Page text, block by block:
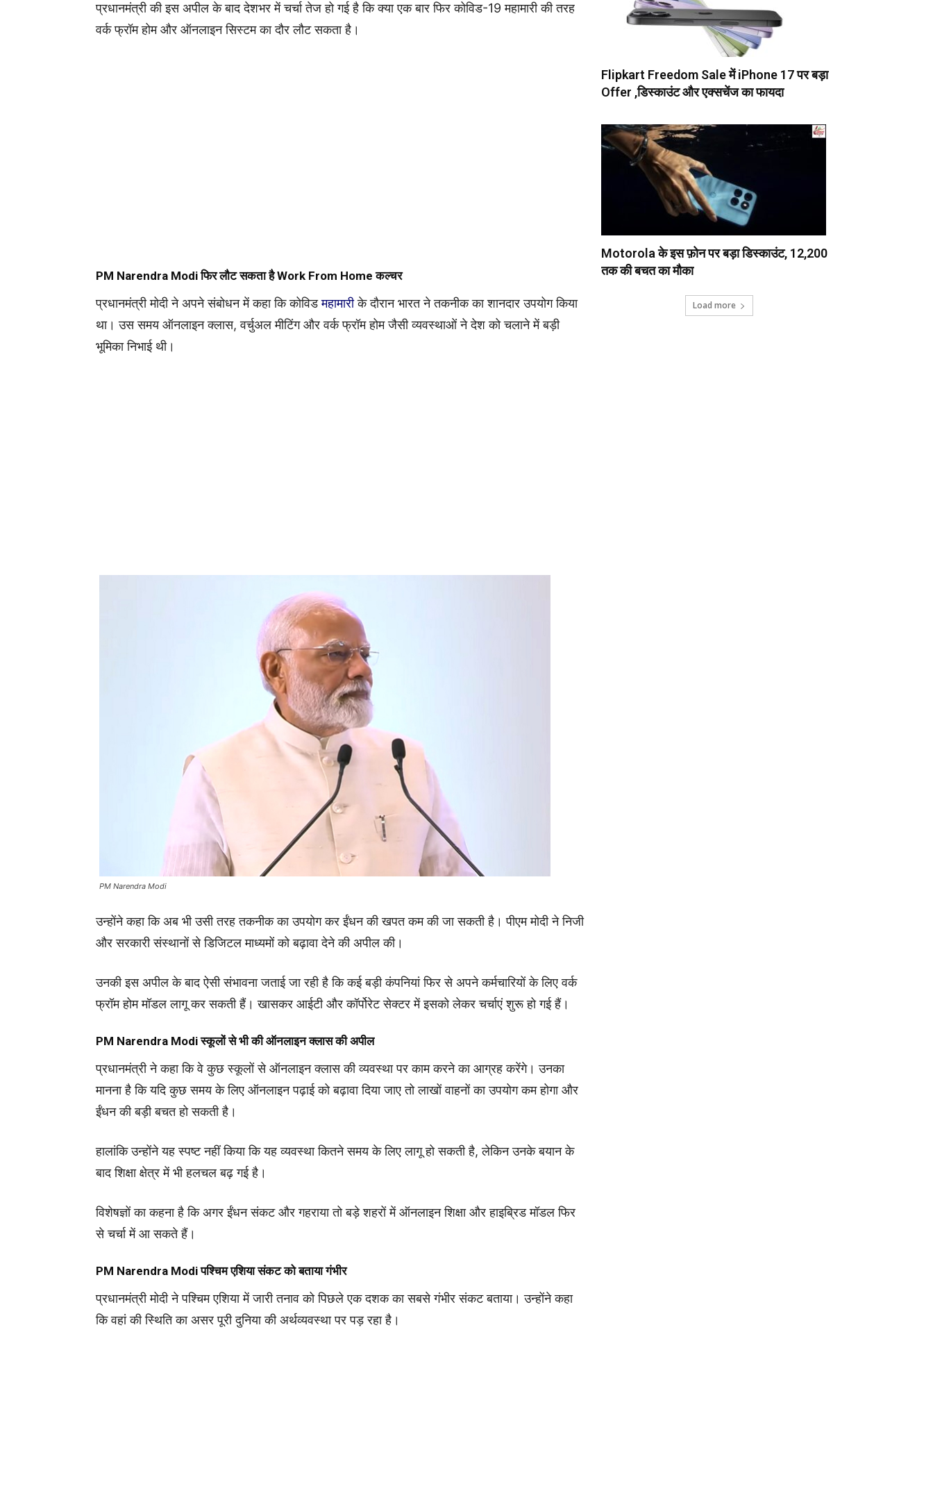
प्रधानमंत्री की इस अपील के बाद देशभर में चर्चा तेज हो गई है कि क्या एक बार फिर कोविड-19 महामारी की तरह
वर्क फ्रॉम होम और ऑनलाइन सिस्टम का दौर लौट सकता है।
PM Narendra Modiफिर लौट सकता है Work From Home कल्चर
प्रधानमंत्री मोदी ने अपने संबोधन में कहा कि कोविडमहामारीके दौरान भारत ने तकनीक का शानदार उपयोग किया
था। उस समय ऑनलाइन क्लास, वर्चुअल मीटिंग और वर्क फ्रॉम होम जैसी व्यवस्थाओं ने देश को चलाने में बड़ी
भूमिका निभाई थी।
PM Narendra Modi
उन्होंने कहा कि अब भी उसी तरह तकनीक का उपयोग कर ईंधन की खपत कम की जा सकती है। पीएम मोदी ने निजी
और सरकारी संस्थानों से डिजिटल माध्यमों को बढ़ावा देने की अपील की।
उनकी इस अपील के बाद ऐसी संभावना जताई जा रही है कि कई बड़ी कंपनियां फिर से अपने कर्मचारियों के लिए वर्क
फ्रॉम होम मॉडल लागू कर सकती हैं। खासकर आईटी और कॉर्पोरेट सेक्टर में इसको लेकर चर्चाएं शुरू हो गई हैं।
PM Narendra Modiस्कूलों से भी की ऑनलाइन क्लास की अपील
प्रधानमंत्री ने कहा कि वे कुछ स्कूलों से ऑनलाइन क्लास की व्यवस्था पर काम करने का आग्रह करेंगे। उनका
मानना है कि यदि कुछ समय के लिए ऑनलाइन पढ़ाई को बढ़ावा दिया जाए तो लाखों वाहनों का उपयोग कम होगा और
ईंधन की बड़ी बचत हो सकती है।
हालांकि उन्होंने यह स्पष्ट नहीं किया कि यह व्यवस्था कितने समय के लिए लागू हो सकती है, लेकिन उनके बयान के
बाद शिक्षा क्षेत्र में भी हलचल बढ़ गई है।
विशेषज्ञों का कहना है कि अगर ईंधन संकट और गहराया तो बड़े शहरों में ऑनलाइन शिक्षा और हाइब्रिड मॉडल फिर
से चर्चा में आ सकते हैं।
PM Narendra Modiपश्चिम एशिया संकट को बताया गंभीर
प्रधानमंत्री मोदी ने पश्चिम एशिया में जारी तनाव को पिछले एक दशक का सबसे गंभीर संकट बताया। उन्होंने कहा
कि वहां की स्थिति का असर पूरी दुनिया की अर्थव्यवस्था पर पड़ रहा है।
Flipkart Freedom Sale में iPhone 17 पर बड़ा
Offer ,डिस्काउंट और एक्सचेंज का फायदा
Motorola के इस फ़ोन पर बड़ा डिस्काउंट, ₹12,200
तक की बचत का मौका
Load more